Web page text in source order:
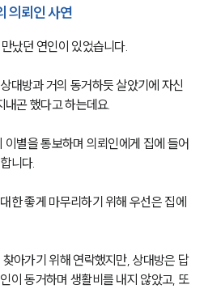
의뢰인 사연
났던 연인이 있었습니다.
대방과 거의 동거하듯 살았기에 자신
내곤 했다고 하는데요.
이별을 통보하며 의뢰인에게 집에 들어
니다.
한 좋게 마무리하기 위해 우선은 집에
아가기 위해 연락했지만, 상대방은 답
이 동거하며 생활비를 내지 않았고, 또